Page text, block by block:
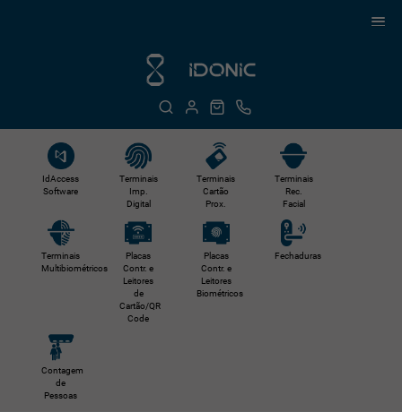
IdAccess
Software
Terminais
Imp.
Digital
Terminais
Cartão
Prox.
Terminais
Rec.
Facial
Terminais
Multibiométricos
Placas
Contr. e
Leitores
de
Cartão/QR
Code
Placas
Contr. e
Leitores
Biométricos
Fechaduras
Contagem
de
Pessoas